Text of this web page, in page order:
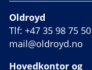
Oldroyd
Tlf: +47 35 98 75 50
mail@oldroyd.no
Hovedkontor og